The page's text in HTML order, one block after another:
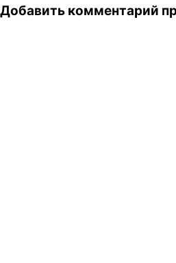
Добавить комментарий